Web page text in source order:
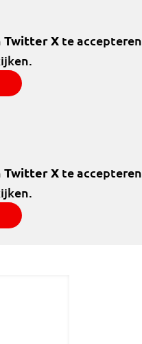
Twitter Xte accepteren
Twitter Xte accepteren